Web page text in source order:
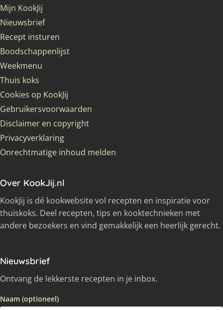
Mijn KookJij
Nieuwsbrief
Recept insturen
Boodschappenlijst
Weekmenu
Thuis koks
Cookies op KookJij
Gebruikersvoorwaarden
Disclaimer en copyright
Privacyverklaring
Onrechtmatige inhoud melden
Over KookJij.nl
KookJij is dé kookwebsite vol recepten en inspiratie voor
thuiskoks. Deel recepten, tips en kooktechnieken met
andere bezoekers en vind gemakkelijk een heerlijk gerecht.
Nieuwsbrief
Ontvang de lekkerste recepten in je inbox.
Naam (optioneel)